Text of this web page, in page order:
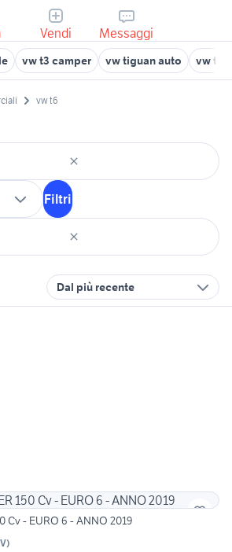
Vendi Messaggi
vw t3 camper vw tiguan auto vw
vw t6
Filtri
Dal più recente
Cv - EURO 6 - ANNO 2019
)